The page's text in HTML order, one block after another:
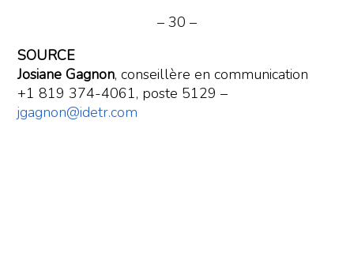
– 30 –
SOURCE
Josiane Gagnon, conseillère en communication
+1 819 374-4061, poste 5129 –
jgagnon@idetr.com